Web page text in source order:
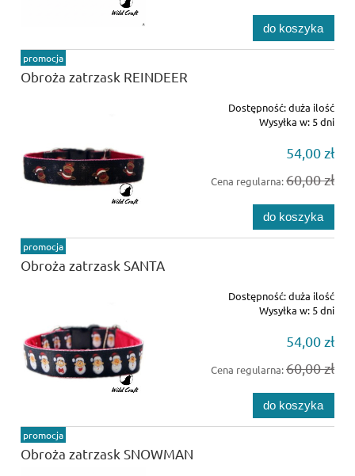
do koszyka
Obroża zatrzask REINDEER
Dostępność:duża ilość
Wysyłka w: 5 dni
54,00 zł
Cena regularna:60,00 zł
do koszyka
promocja
Obroża zatrzask SANTA
Dostępność:duża ilość
Wysyłka w: 5 dni
54,00 zł
Cena regularna:60,00 zł
do koszyka
promocja
Obroża zatrzask SNOWMAN
promocja